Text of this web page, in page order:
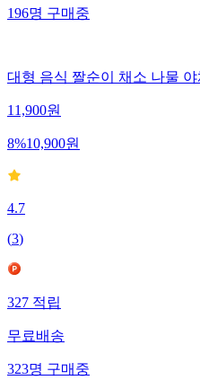
196명구매중
대형 음식 짤순이 채소 나물
11,900원
8%10,900원
4.7
(3)
327적립
무료배송
323명구매중